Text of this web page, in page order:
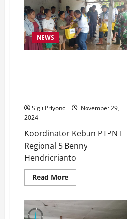
Reborn
Beach
Run,
Pelari
PTPN
Regional
5
Taklukkan
NEWS
Sigit Priyono
November 29,
2024
Koordinator Kebun PTPN I
Regional 5 Benny
Hendricrianto
Read MoreRead
more
PTPN